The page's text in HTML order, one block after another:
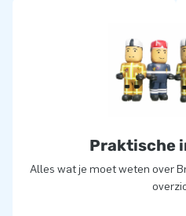
Praktische
Alles wat je moet weten over